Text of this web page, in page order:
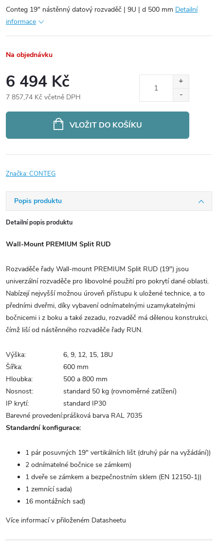
Conteg 19" nástěnný datový rozvaděč | 9U | d 500 mm Detailní
informace
Na objednávku
6 494 Kč
7 857,74 Kč včetně DPH
VLOŽIT DO KOŠÍKU
Značka:CONTEG
Popis produktu
Detailní popis produktu
Wall-Mount PREMIUM Split RUD
Rozvaděče řady Wall-mount PREMIUM Split RUD (19") jsou
univerzální rozvaděče pro libovolné použití pro pokrytí dané oblasti.
Nabízejí nejvyšší možnou úroveň přístupu k uložené technice, a to
předními dveřmi, díky vybavení odnímatelnými uzamykatelnými
bočnicemi i z boku a také zezadu, rozvaděč má dělenou konstrukci,
čímž liší od nástěnného rozvaděče řady RUN.
Výška:
6, 9, 12, 15, 18U
Šířka:
600 mm
Hloubka:
500 a 800 mm
Nosnost:
standard 50 kg (rovnoměrné zatížení)
IP krytí:
standard IP30
Barevné provedení:prášková barva RAL 7035
Standardní konfigurace:
1 pár posuvných 19" vertikálních lišt (druhý pár na vyžádání))
2 odnímatelné bočnice se zámkem)
1 dveře se zámkem a bezpečnostním sklem (EN 12150-1))
1 zemnící sada)
16 montážních sad)
Více informací v přiloženém Datasheetu